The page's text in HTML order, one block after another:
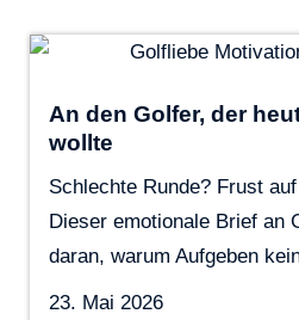
An den Golfer, der
wollte
Schlechte Runde? Frust
Dieser emotionale Brief an
daran, warum Aufgeben
23. Mai 2026